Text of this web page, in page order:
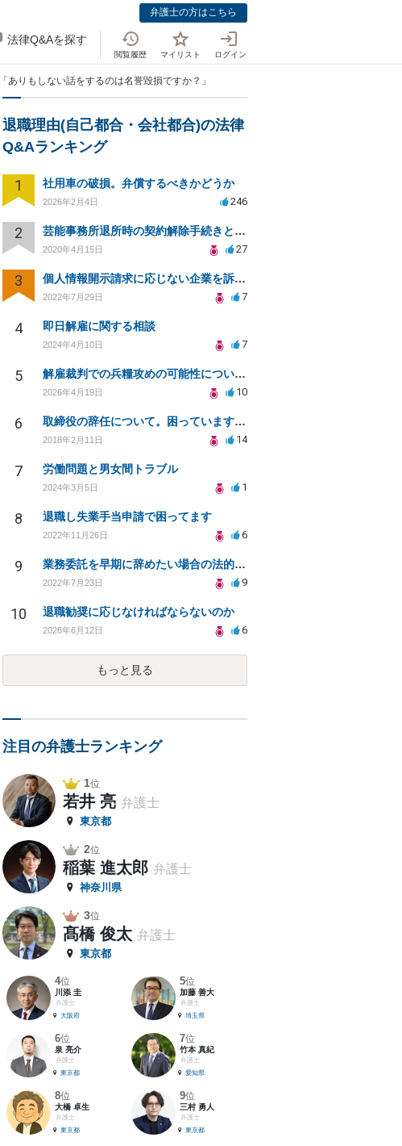
弁護士の方はこちら
法律Q&Aを探す
閲覧履歴 マイリスト ログイン
ありもしない話をするのは名誉毀損ですか？」
退職理由(自己都合・会社都合)の法律
Q&Aランキング
1 社用車の破損。弁償するべきかどうか
2026年2月4日 246
2 芸能事務所退所時の契約解除手続きと注意事項
2020年4月15日 27
3 個人情報開示請求に応じない企業を訴えたい
2022年7月29日 7
4 即日解雇に関する相談
2024年4月10日 7
5 解雇裁判での兵糧攻めの可能性についての相談
2026年4月19日 10
6 取締役の辞任について。困っています。法律的に問題（リスク）がない辞任の仕方を教えてください。
2018年2月11日 14
7 労働問題と男女間トラブル
2024年3月5日 1
8 退職し失業手当申請で困ってます
2022年11月26日 6
9 業務委託を早期に辞めたい場合の法的リスクと対策
2022年7月23日 9
10 退職勧奨に応じなければならないのか
2026年6月12日 6
もっと見る
注目の弁護士ランキング
1位
若井 亮 弁護士
東京都
2位
稲葉 進太郎 弁護士
神奈川県
3位
髙橋 俊太 弁護士
東京都
4位
川添 圭
弁護士
大阪府
5位
加藤 善大
弁護士
埼玉県
6位
泉 亮介
弁護士
東京都
7位
竹本 真紀
弁護士
愛知県
8位
大橋 卓生
弁護士
東京都
9位
三村 勇人
弁護士
東京都